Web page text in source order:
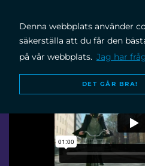
Denna webbplats använder
säkerställa att du får den
på vår webbplats. Jag har
DET GÅR BRA!
MÖT VÅRA MEDARBETARE